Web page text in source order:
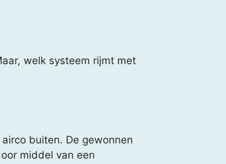
welk systeem rijmt met
buiten. De gewonnen
middel van een